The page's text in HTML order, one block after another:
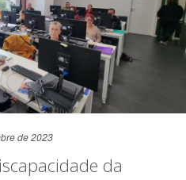
de 2023
da